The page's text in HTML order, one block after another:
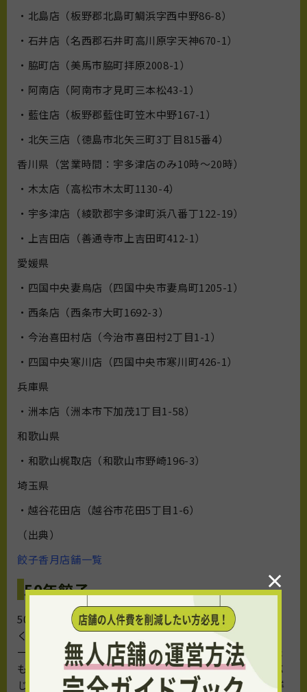
・北島店（板野郡北島町鯛浜字西中野86-8）
・石井店（名西郡石井町高川原字天神670-1）
・脇町店（美馬市脇町拝原2008-1）
・阿南店（阿南市才見町三本松43-1）
・藍住店（板野郡藍住町笠木中野167-1）
・北矢三店（徳島市北矢三町3丁目815番4）
香川県（営業時間：宇多津店のみ10時〜20時）
・木太店（高松市木太町1130-4）
・宇多津店（綾歌郡宇多津町浜八番丁122-19）
・上吉田店（善通寺市上吉田町412-1）
愛媛県
・四国中央妻鳥店（四国中央市妻鳥町1205-1）
・西条店（西条市大町1692-3）
・今治喜田村店（今治市喜田村2丁目1-1）
・四国中央寒川店（四国中央市寒川町426-1）
兵庫県
・洲本店（洲本市下加茂1丁目1-58）
和歌山県
・和歌山梶取店（和歌山市野崎196-3）
埼玉県
・越谷花田店（越谷市花田5丁目1-6）
（出典）
餃子香月店舗一覧
50年餃子
50年餃子は、豚肉・玉ねぎ・キャベツ・ニラ・にんに
く・生姜・小麦粉といった主な原料をすべて国産で統
一。特に玉ねぎは淡路島の自社専用農場で、収穫された
ものだけを厳選して使用しています。キャベツは旬に応
じて愛知県を中心とした最適な産地から取り寄せ、新鮮
×